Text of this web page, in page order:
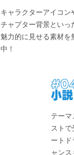
キャラクターアイコン
チャプター背景といっ
魅力的に見せる素材を
中！
小
テー
スト
ート
ャンス